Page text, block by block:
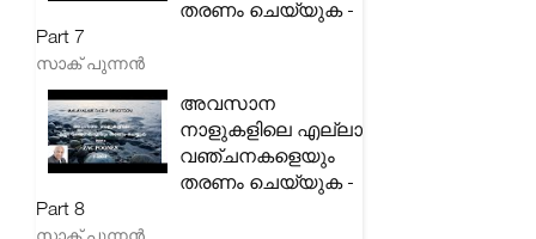
തരണം ചെയ്യുക -
Part 7
സാക് പുന്നൻ
അവസാന
നാളുകളിലെ എല്ലാ
വഞ്ചനകളെയും
തരണം ചെയ്യുക -
Part 8
സാക് പുന്നൻ